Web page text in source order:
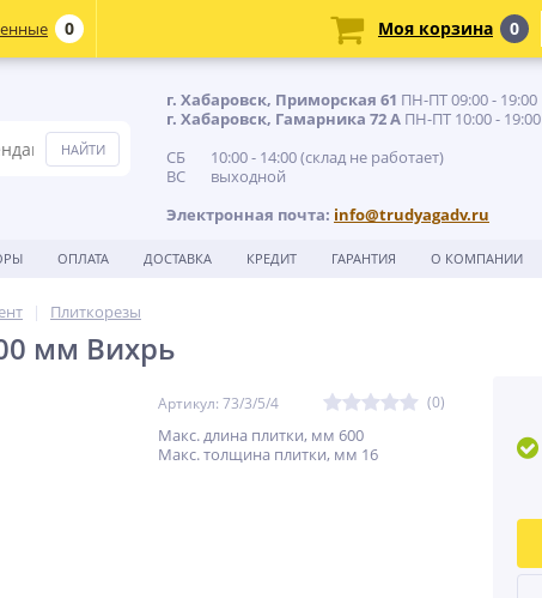
г. Хабаровск, Приморская 61 ПН-ПТ 09:00 - 19:00
г. Хабаровск, Гамарника 72 А ПН-ПТ 10:00 - 19:00
СБ 10:00 - 14:00 (склад не работает)
ВС выходной
Электронная почта: info@trudyagadv.ru
ОПЛАТА ДОСТАВКА КРЕДИТ ГАРАНТИЯ О КОМПАНИИ
Плиткорезы
мм Вихрь
Артикул: 73/3/5/4 (0)
Макс. длина плитки, мм 600
Макс. толщина плитки, мм 16
0 Моя корзина 0